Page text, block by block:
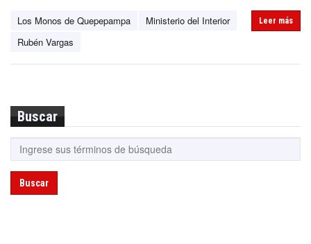
Los Monos de Quepepampa
Ministerio del Interior
Rubén Vargas
Leer más
Buscar
Buscar